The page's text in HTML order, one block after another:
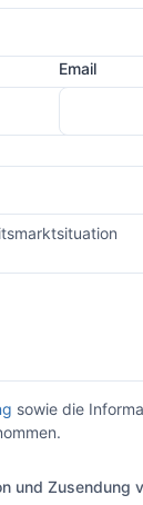
Email
sowie die
und Zusendung